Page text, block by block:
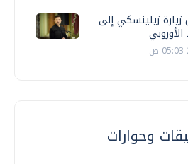
زيارة زيلينسكي إلى
وحوارات